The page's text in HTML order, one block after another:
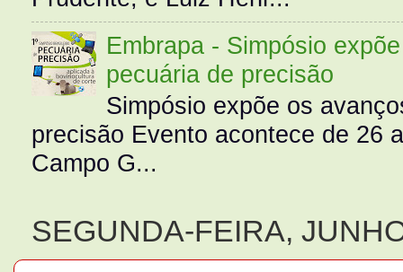
Embrapa - Simpósio
pecuária de precisão
Simpósio expõe os
precisão Evento acontece de 26
Campo G...
SEGUNDA-FEIRA,